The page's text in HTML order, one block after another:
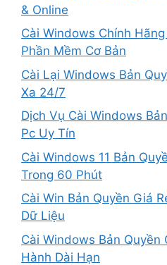
& Online
Cài Windows Chính
Phần Mềm Cơ Bản
Cài Lại Windows Bản
Xa 24/7
Dịch Vụ Cài Windows
Pc Uy Tín
Cài Windows 11 Bản
Trong 60 Phút
Cài Win Bản Quyền Giá
Dữ Liệu
Cài Windows Bản Quyền
Hành Dài Hạn